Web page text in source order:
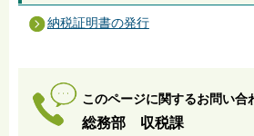
納税証明書の発行
このページに関するお問い合
総務部 収税課